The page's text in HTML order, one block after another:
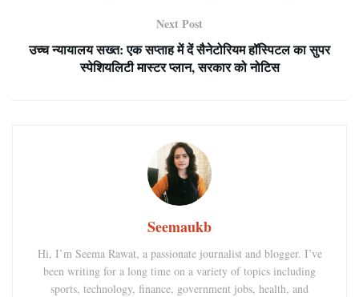
Next Post
उच्च न्यायालय सख्त: एक सप्ताह में दें सैनेटोरियम हॉस्पिटल का सुपर
स्पेशियलिटी मास्टर प्लान, सरकार को नोटिस
Seemaukb
Hi, I’m Seema Rawat, a passionate journalist and blogger. I’ve
been writing for a long time on a variety of topics including
sports, technology, finance, government jobs, health, and